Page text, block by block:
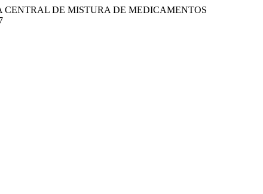
CENTRAL DE MISTURA DE MEDICAMENTOS